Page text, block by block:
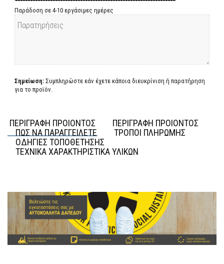
Παράδοση σε 4-10 εργάσιμες ημέρες
Σημείωση: Συμπληρώστε εάν έχετε κάποια διευκρίνιση ή παρατήρηση
για το προϊόν.
ΠΕΡΙΓΡΑΦΗ ΠΡΟΙΟΝΤΟΣ
ΠΕΡΙΓΡΑΦΗ ΠΡΟΙΟΝΤΟΣ
ΠΩΣ ΝΑ ΠΑΡΑΓΓΕΙΛΕΤΕ
ΤΡΟΠΟΙ ΠΛΗΡΩΜΗΣ
ΟΔΗΓΙΕΣ ΤΟΠΟΘΕΤΗΣΗΣ
ΤΕΧΝΙΚΑ ΧΑΡΑΚΤΗΡΙΣΤΙΚΑ ΥΛΙΚΩΝ